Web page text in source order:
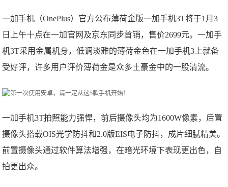
一加手机（OnePlus）官方公布薄荷金版一加手机3T将于1月3
日上午十点在一加官网及京东同步首销，售价2699元。一加手
机3T采用金属机身，低调淡雅的薄荷金色在一加手机3上就备
受好评，许多用户评价薄荷金是众多土豪金中的一股清流。
一加手机3T拍照能力强悍，前后摄像头均为1600W像素，后置
摄像头搭载OIS光学防抖和2.0版EIS电子防抖，成片细腻精美。
前置摄像头通过软件算法增强，在暗光环境下表现更出色，自
拍更出众。